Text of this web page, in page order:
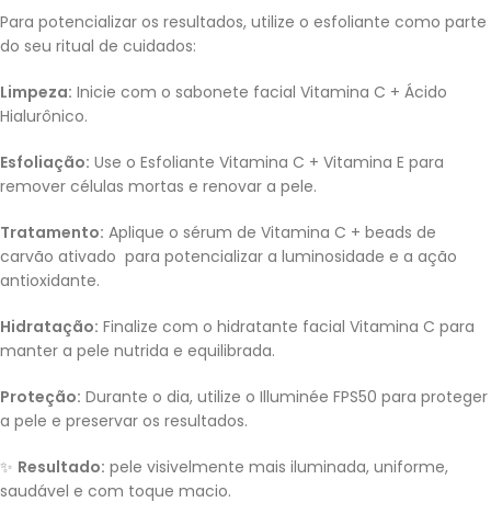
Para potencializar os resultados, utilize o esfoliante como parte
do seu ritual de cuidados:
Limpeza: Inicie com o sabonete facial Vitamina C + Ácido
Hialurônico.
Esfoliação: Use o Esfoliante Vitamina C + Vitamina E para
remover células mortas e renovar a pele.
Tratamento: Aplique o sérum de Vitamina C + beads de
carvão ativado para potencializar a luminosidade e a ação
antioxidante.
Hidratação: Finalize com o hidratante facial Vitamina C para
manter a pele nutrida e equilibrada.
Proteção: Durante o dia, utilize o Illuminée FPS50 para proteger
a pele e preservar os resultados.
✨ Resultado: pele visivelmente mais iluminada, uniforme,
saudável e com toque macio.